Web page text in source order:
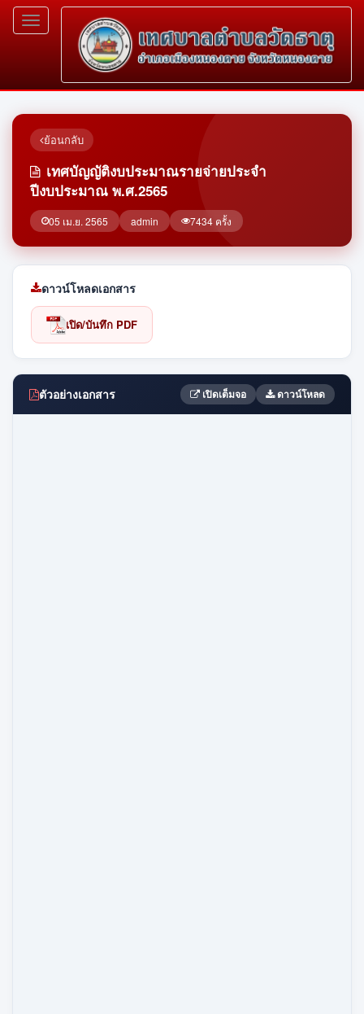
Toggle
navigation
ย้อนกลับ
เทศบัญญัติงบประมาณรายจ่ายประจำ
ปีงบประมาณ พ.ศ.2565
05 เม.ย. 2565 admin 7434 ครั้ง
ดาวน์โหลดเอกสาร
เปิด/บันทึก PDF
ตัวอย่างเอกสาร เปิดเต็มจอ ดาวน์โหลด